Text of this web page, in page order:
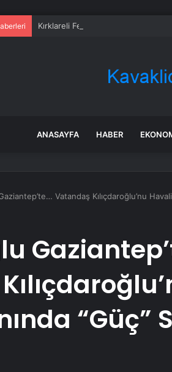
Kırklareli Festivali’nde Geleneksel
ANASAYFA HABER
Vatandaş Kılıçdaroğlu’nu
“Güç”